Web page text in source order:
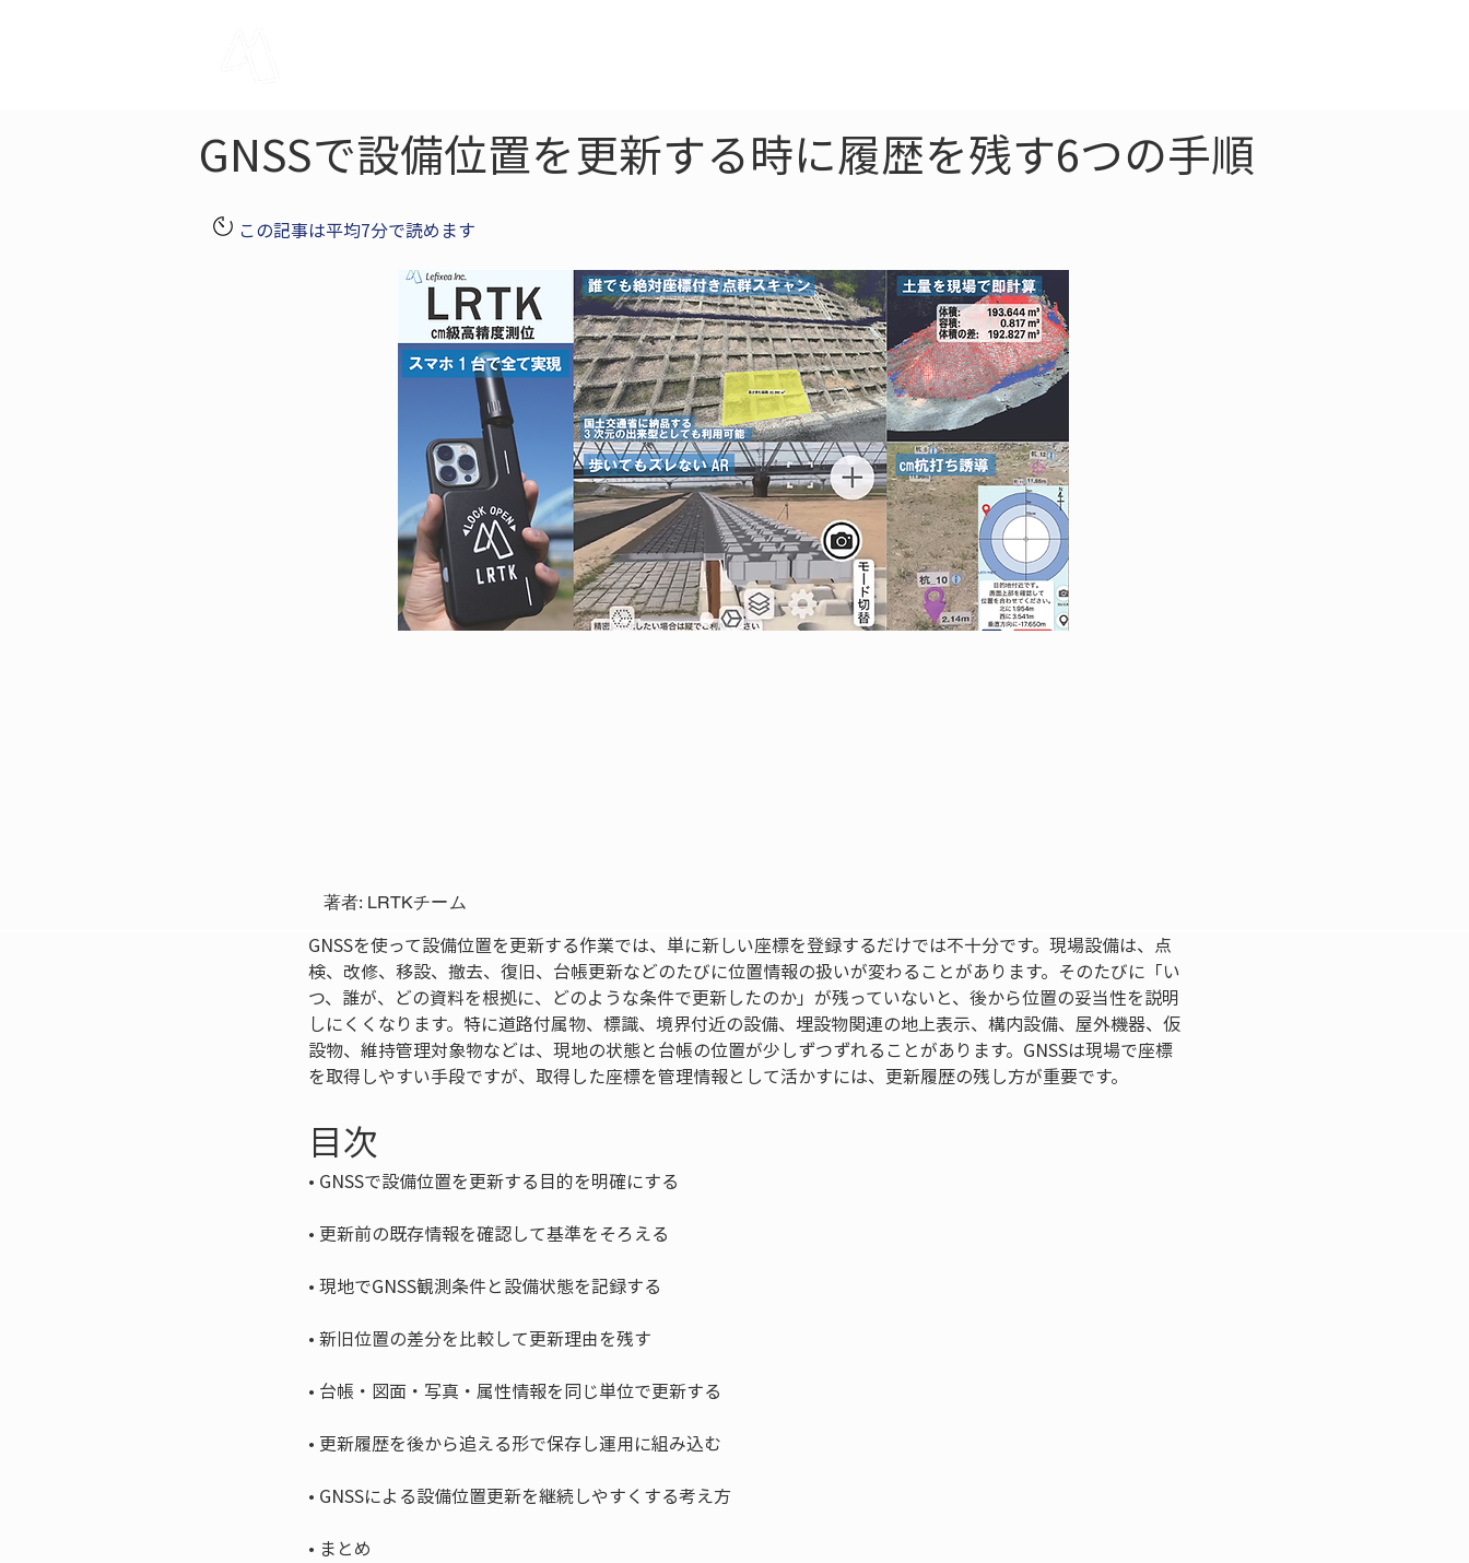
GNSSで設備位置を更新する時に履歴を残す6つの手順
この記事は平均7分で読めます
著者: LRTKチーム
GNSSを使って設備位置を更新する作業では、単に新しい座標を登録するだけでは不十分です。現場設備は、点
検、改修、移設、撤去、復旧、台帳更新などのたびに位置情報の扱いが変わることがあります。そのたびに「い
つ、誰が、どの資料を根拠に、どのような条件で更新したのか」が残っていないと、後から位置の妥当性を説明
しにくくなります。特に道路付属物、標識、境界付近の設備、埋設物関連の地上表示、構内設備、屋外機器、仮
設物、維持管理対象物などは、現地の状態と台帳の位置が少しずつずれることがあります。GNSSは現場で座標
を取得しやすい手段ですが、取得した座標を管理情報として活かすには、更新履歴の残し方が重要です。
目次
•
•
•
•
•
•
•
• まとめ